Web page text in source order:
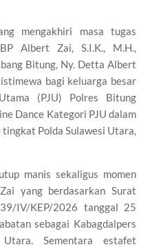
mengakhiri masa tugas
Albert Zai, S.I.K., M.H.,
Bitung, Ny. Detta Albert
bagi keluarga besar
(PJU) Polres Bitung
Dance Kategori PJU dalam
Polda Sulawesi Utara,
manis sekaligus momen
yang berdasarkan Surat
IV/KEP/2026 tanggal 25
sebagai Kabagdalpers
Sementara estafet